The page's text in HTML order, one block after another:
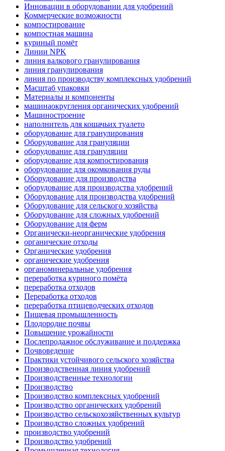
Инновации в оборудовании для удобрений
Коммерческие возможности
компостирование
компостная машина
куриный помёт
Линии NPK
линия валкового гранулирования
линия гранулирования
линия по производству комплексных удобрений
Масштаб упаковки
Материалы и компоненты
машинаокругления органических удобрений
Машиностроение
наполнитель для кошачьих туалето
оборудование для гранулирования
Оборудование для грануляции
оборудование для грануляции
оборудование для компостирования
оборудование для окомкования руды
Оборудование для производства
оборудование для производства удобрений
Оборудование для производства удобрений
Оборудование для сельского хозяйства
Оборудование для сложных удобрений
Оборудование для ферм
Органически-неорганические удобрения
органические отходы
Органические удобрения
органические удобрения
органоминеральные удобрения
переработка куриного помёта
переработка отходов
Переработка отходов
переработка птицеводческих отходов
Пищевая промышленность
Плодородие почвы
Повышение урожайности
Послепродажное обслуживание и поддержка
Почвоведение
Практики устойчивого сельского хозяйства
Производственная линия удобрений
Производственные технологии
Производство
Производство комплексных удобрений
Производство органических удобрений
Производство сельскохозяйственных культур
Производство сложных удобрений
производство удобрений
Производство удобрений